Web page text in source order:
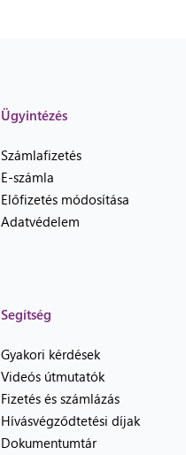
Ügyintézés
Számlafizetés
E-számla
Előfizetés módosítása
Adatvédelem
Segítség
Gyakori kérdések
Videós útmutatók
Fizetés és számlázás
Hívásvégződtetési díjak
Dokumentumtár